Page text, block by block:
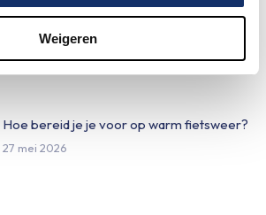
Weigeren
Speciale damestoiletten van Fons Bikes
tijdens Obvion Limburgs Mooiste
12 juni 2026
Hoe bereid je je voor op warm fietsweer?
27 mei 2026